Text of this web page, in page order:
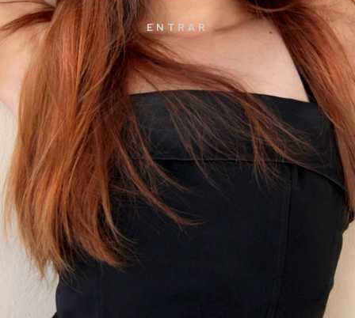
ENTRAR